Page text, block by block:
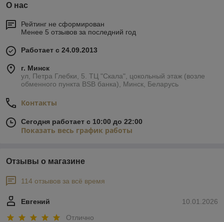
О нас
Рейтинг не сформирован
Менее 5 отзывов за последний год
Работает с 24.09.2013
г. Минск
ул, Петра Глебки, 5. ТЦ "Скала", цокольный этаж (возле
обменного пункта BSB банка), Минск, Беларусь
Контакты
Сегодня работает с 10:00 до 22:00
Показать весь график работы
Отзывы о магазине
114 отзывов за всё время
10.01.2026
Евгений
Отлично